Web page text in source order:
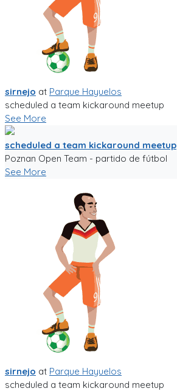
sirnejo at Parque Hayuelos
scheduled a team kickaround meetup
See More
scheduled a team kickaround meetup
Poznan Open Team - partido de fútbol
See More
sirnejo at Parque Hayuelos
scheduled a team kickaround meetup